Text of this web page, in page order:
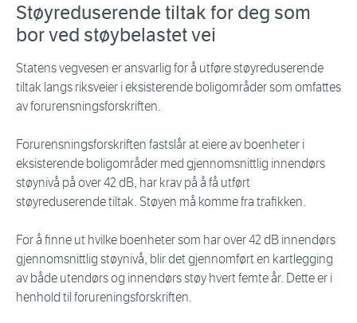
Støyreduserende tiltak for deg som
bor ved støybelastet vei
Statens vegvesen er ansvarlig for å utføre støyreduserende
tiltak langs riksveier i eksisterende boligområder som omfattes
av forurensningsforskriften.
Forurensningsforskriften fastslår at eiere av boenheter i
eksisterende boligområder med gjennomsnittlig innendørs
støynivå på over 42 dB, har krav på å få utført
støyreduserende tiltak. Støyen må komme fra trafikken.
For å finne ut hvilke boenheter som har over 42 dB innendørs
gjennomsnittlig støynivå, blir det gjennomført en kartlegging
av både utendørs og innendørs støy hvert femte år. Dette er i
henhold til forureningsforskriften.